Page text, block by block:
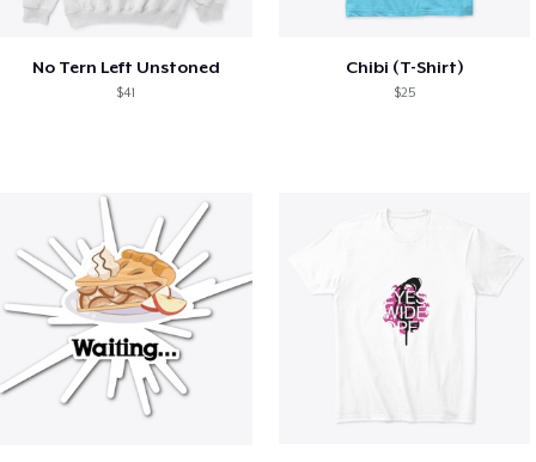
No Tern Left Unstoned
$41
Chibi (T-Shirt)
$25